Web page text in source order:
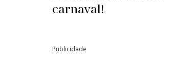
carnaval!
Publicidade